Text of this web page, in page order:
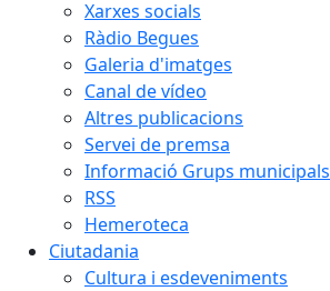
Xarxes socials
Ràdio Begues
Galeria d'imatges
Canal de vídeo
Altres publicacions
Servei de premsa
Informació Grups municipals
RSS
Hemeroteca
Ciutadania
Cultura i esdeveniments